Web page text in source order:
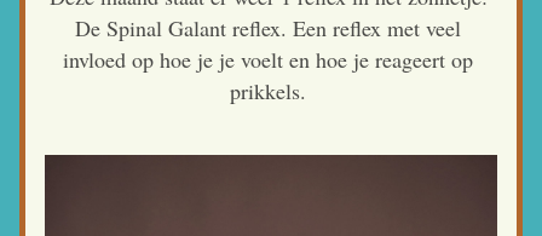
De Spinal Galant reflex. Een reflex met veel
invloed op hoe je je voelt en hoe je reageert op
prikkels.